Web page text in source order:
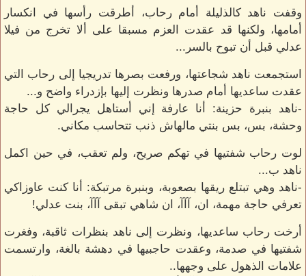
وقفت ناهد كالذليلة أمام رحاب، أطرقت رأسها في انكسار
أمامها، ولكنها قد عقدت العزم مسبقا على ألا تخرج من فيلا
عدلي قبل أن تبوح بالسر...
استجمعت ناهد شجاعتها، ورفعت بصرها تدريجيا إلى رحاب التي
عقدت ساعديها أمام صدرها ونظرت إليها بإزدراء واضح و...
-ناهد بنبرة حزينة: أنا عارفة إني أستاهل يجرالي كل حاجة
وحشة، بس، بس بنتي مالهاش ذنب تتحاسب مكاني.
لوت رحاب شفتيها في تهكم صريح، ولم تعقب، في حين اكمل
ناهد ب...
-ناهد وهي تبتلع ريقها بصعوبة، وبنبرة مرتبكة: أنا كنت عاوزاكي
تعرفي حاجة مهمة، ان، آآآ، ان شاهي تبقى آآآ، بنت عدلي!
أرخت رحاب ساعديها، ونظرت إلى ناهد بنظرات ثاقبة، وفغرت
شفتيها في صدمة، وعقدت حاجبيها في دهشة بالغة، وارتسمت
علامات الذهول على وجهها..